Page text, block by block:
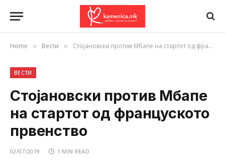
Home » Вести » Стојановски против Мбапе на стартот од француското првенство
ВЕСТИ
Стојановски против Мбапе
на стартот од француското
првенство
02/07/2019 1 MIN READ